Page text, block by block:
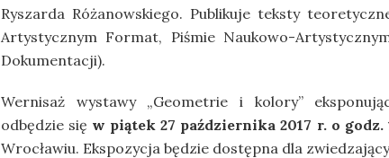
Ryszarda Różanowskiego. Publikuje teksty
Artystycznym Format, Piśmie Naukowo-
Dokumentacji).
Wernisaż wystawy „Geometrie i kolory”
odbędzie się w piątek 27 października 2017 r. o godz.
Wrocławiu. Ekspozycja będzie dostępna dla